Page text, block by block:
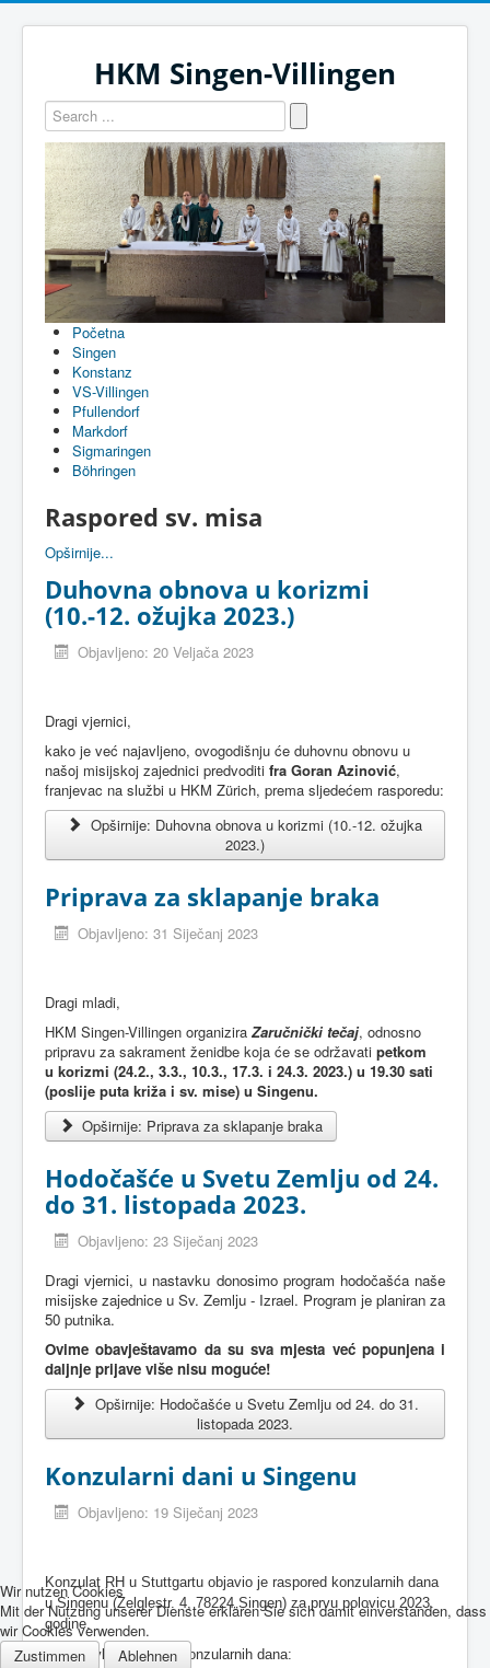
HKM Singen-Villingen
Početna
Singen
Konstanz
VS-Villingen
Pfullendorf
Markdorf
Sigmaringen
Böhringen
Raspored sv. misa
Opširnije...
Duhovna obnova u korizmi
(10.-12. ožujka 2023.)
Objavljeno: 20 Veljača 2023
Dragi vjernici,
kako je već najavljeno, ovogodišnju će duhovnu obnovu u
našoj misijskoj zajednici predvoditi fra Goran Azinović,
franjevac na službi u HKM Zürich, prema sljedećem rasporedu:
Opširnije: Duhovna obnova u korizmi (10.-12. ožujka
2023.)
Priprava za sklapanje braka
Objavljeno: 31 Siječanj 2023
Dragi mladi,
HKM Singen-Villingen organizira Zaručnički tečaj, odnosno
pripravu za sakrament ženidbe koja će se održavati petkom
u korizmi (24.2., 3.3., 10.3., 17.3. i 24.3. 2023.) u 19.30 sati
(poslije puta križa i sv. mise) u Singenu.
Opširnije: Priprava za sklapanje braka
Hodočašće u Svetu Zemlju od 24.
do 31. listopada 2023.
Objavljeno: 23 Siječanj 2023
Dragi vjernici, u nastavku donosimo program hodočašća naše
misijske zajednice u Sv. Zemlju - Izrael. Program je planiran za
50 putnika.
Ovime obavještavamo da su sva mjesta već popunjena i
daljnje prijave više nisu moguće!
Opširnije: Hodočašće u Svetu Zemlju od 24. do 31.
listopada 2023.
Konzularni dani u Singenu
Objavljeno: 19 Siječanj 2023
Konzulat RH u Stuttgartu objavio je raspored konzularnih dana
u Singenu (Zelglestr. 4, 78224 Singen) za prvu polovicu 2023.
godine.
U nastavku raspored konzularnih dana:
Wir nutzen Cookies
Mit der Nutzung unserer Dienste erklären Sie sich damit einverstanden, dass
wir Cookies verwenden.
Zustimmen
Ablehnen